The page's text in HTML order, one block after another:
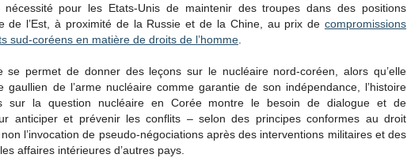
pour les Etats-Unis de maintenir des troupes dans des positions
de l’Est, à proximité de la Russie et de la Chine, au prix de compromissions
sud-coréens en matière de droits de l’homme.
se permet de donner des leçons sur le nucléaire nord-coréen, alors qu’elle
gaullien de l’arme nucléaire comme garantie de son indépendance, l’histoire
sur la question nucléaire en Corée montre le besoin de dialogue et de
anticiper et prévenir les conflits – selon des principes conformes au droit
l’invocation de pseudo-négociations après des interventions militaires et des
affaires intérieures d’autres pays.